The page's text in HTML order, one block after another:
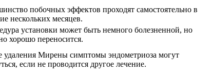
побочных эффектов проходят самостоятельно в
нескольких месяцев.
установки может быть немного болезненной, но
хорошо переносится.
удаления Мирены симптомы эндометриоза могут
если не проводится другое лечение.